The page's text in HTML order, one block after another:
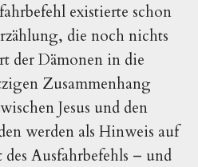
existierte schon
die noch nichts
der Dämonen in die
Zusammenhang
Jesus und den
werden als Hinweis auf
Ausfahrbefehls – und